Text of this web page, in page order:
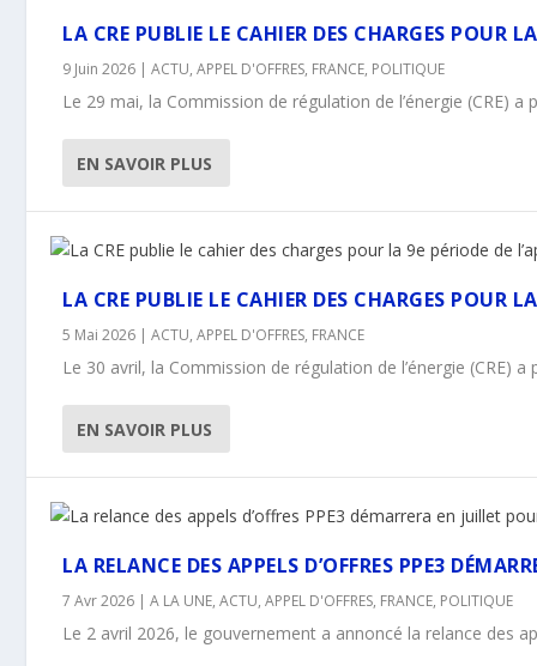
LA CRE PUBLIE LE CAHIER DES CHARGES POUR
9 Juin 2026 |ACTU,APPEL D'OFFRES, FRANCE, POLITIQUE
Le 29 mai, la Commission de régulation de l’énergie (CRE) a
EN SAVOIR PLUS
LA CRE PUBLIE LE CAHIER DES CHARGES POUR
5 Mai 2026 |ACTU,APPEL D'OFFRES, FRANCE
Le 30 avril, la Commission de régulation de l’énergie (CRE)
EN SAVOIR PLUS
LA RELANCE DES APPELS D’OFFRES PPE3
7 Avr 2026 |A LA UNE,ACTU,APPEL D'OFFRES, FRANCE, POLITIQUE
Le 2 avril 2026, le gouvernement a annoncé la relance des